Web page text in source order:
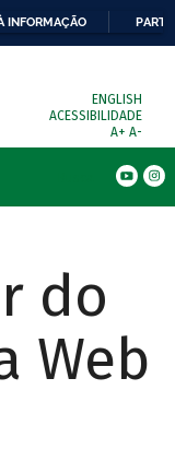
INFORMAÇÃO
ENGLISH
ACESSIBILIDADE
A+ A-
do
Web